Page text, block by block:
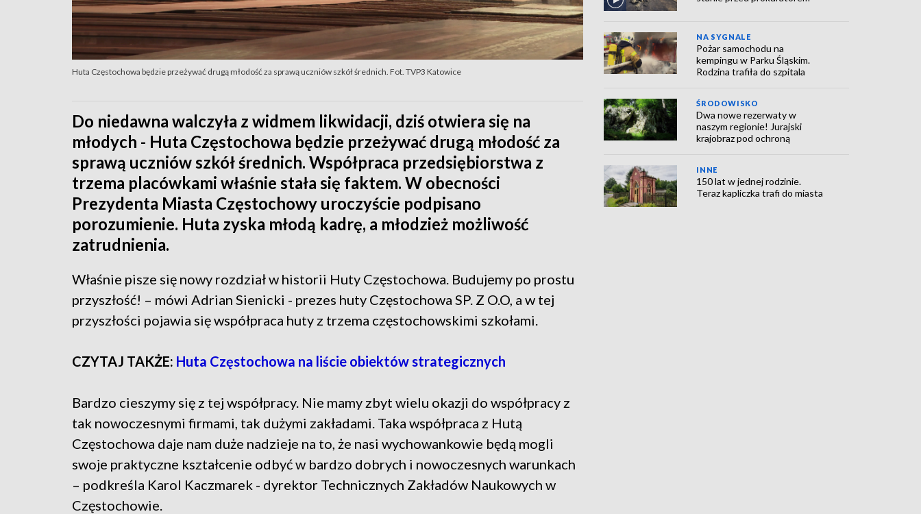
Huta Częstochowa będzie przeżywać drugą młodość za sprawą uczniów szkół średnich. Fot. TVP3 Katowice
Do niedawna walczyła z widmem likwidacji, dziś otwiera się na
młodych - Huta Częstochowa będzie przeżywać drugą młodość za
sprawą uczniów szkół średnich. Współpraca przedsiębiorstwa z
trzema placówkami właśnie stała się faktem. W obecności
Prezydenta Miasta Częstochowy uroczyście podpisano
porozumienie. Huta zyska młodą kadrę, a młodzież możliwość
zatrudnienia.
Właśnie pisze się nowy rozdział w historii Huty Częstochowa. Budujemy po prostu
przyszłość! – mówi Adrian Sienicki - prezes huty Częstochowa SP. Z O.O, a w tej
przyszłości pojawia się współpraca huty z trzema częstochowskimi szkołami.
CZYTAJ TAKŻE: Huta Częstochowa na liście obiektów strategicznych
Bardzo cieszymy się z tej współpracy. Nie mamy zbyt wielu okazji do współpracy z
tak nowoczesnymi firmami, tak dużymi zakładami. Taka współpraca z Hutą
Częstochowa daje nam duże nadzieje na to, że nasi wychowankowie będą mogli
swoje praktyczne kształcenie odbyć w bardzo dobrych i nowoczesnych warunkach
– podkreśla Karol Kaczmarek - dyrektor Technicznych Zakładów Naukowych w
Częstochowie.
NA SYGNALE
Pożar samochodu na
kempingu w Parku Śląskim.
Rodzina trafiła do szpitala
ŚRODOWISKO
Dwa nowe rezerwaty w
naszym regionie! Jurajski
krajobraz pod ochroną
INNE
150 lat w jednej rodzinie.
Teraz kapliczka trafi do miasta